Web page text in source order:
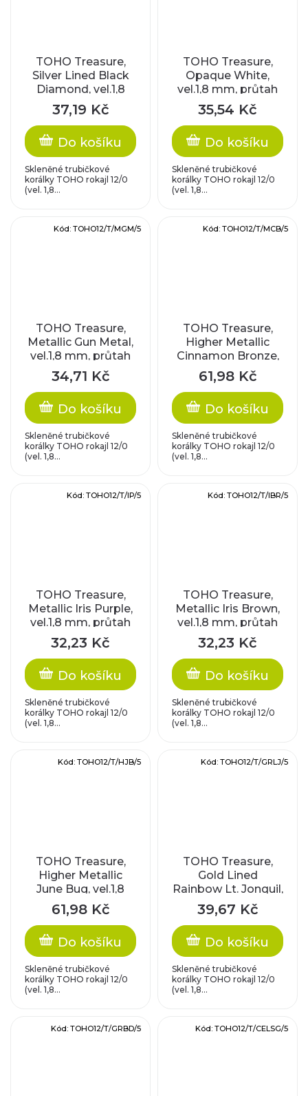
TOHO Treasure,
Silver Lined Black
Diamond, vel.1,8
mm, průtah 0,9 mm
37,19 Kč
Do košíku
Skleněné trubičkové
korálky TOHO rokajl 12/0
(vel. 1,8...
TOHO Treasure,
Opaque White,
vel.1,8 mm, průtah
0,9 mm
35,54 Kč
Do košíku
Skleněné trubičkové
korálky TOHO rokajl 12/0
(vel. 1,8...
TOHO Treasure,
Metallic Gun Metal,
vel.1,8 mm, průtah
0,9 mm
34,71 Kč
Do košíku
Skleněné trubičkové
korálky TOHO rokajl 12/0
(vel. 1,8...
Kód: TOHO12/T/MGM/5
TOHO Treasure,
Higher Metallic
Cinnamon Bronze,
vel.1,8 mm, průtah
0,9 mm
61,98 Kč
Do košíku
Skleněné trubičkové
korálky TOHO rokajl 12/0
(vel. 1,8...
Kód: TOHO12/T/MCB/5
TOHO Treasure,
Metallic Iris Purple,
vel.1,8 mm, průtah
0,9 mm
32,23 Kč
Do košíku
Skleněné trubičkové
korálky TOHO rokajl 12/0
(vel. 1,8...
Kód: TOHO12/T/IP/5
TOHO Treasure,
Metallic Iris Brown,
vel.1,8 mm, průtah
0,9 mm
32,23 Kč
Do košíku
Skleněné trubičkové
korálky TOHO rokajl 12/0
(vel. 1,8...
Kód: TOHO12/T/IBR/5
TOHO Treasure,
Higher Metallic
June Bug, vel.1,8
mm, průtah 0,9 mm
61,98 Kč
Do košíku
Skleněné trubičkové
korálky TOHO rokajl 12/0
(vel. 1,8...
Kód: TOHO12/T/HJB/5
TOHO Treasure,
Gold Lined
Rainbow Lt. Jonquil,
vel.1,8 mm, průtah
0,9 mm
39,67 Kč
Do košíku
Skleněné trubičkové
korálky TOHO rokajl 12/0
(vel. 1,8...
Kód: TOHO12/T/GRLJ/5
Kód: TOHO12/T/GRBD/5 Kód: TOHO12/T/CELSG/5